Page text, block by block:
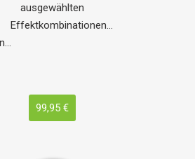
ausgewählten
Effektkombinationen…
99,95 €